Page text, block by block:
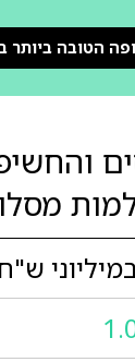
הטובה ביותר